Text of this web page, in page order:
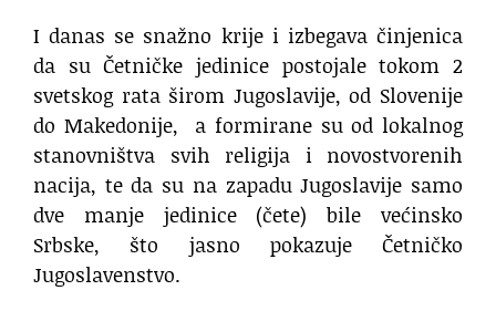
I danas se snažno krije i izbegava činjenica
da su Četničke jedinice postojale tokom 2
svetskog rata širom Jugoslavije, od Slovenije
do Makedonije, a formirane su od lokalnog
stanovništva svih religija i novostvorenih
nacija, te da su na zapadu Jugoslavije samo
dve manje jedinice (čete) bile većinsko
Srbske, što jasno pokazuje Četničko
Jugoslavenstvo.